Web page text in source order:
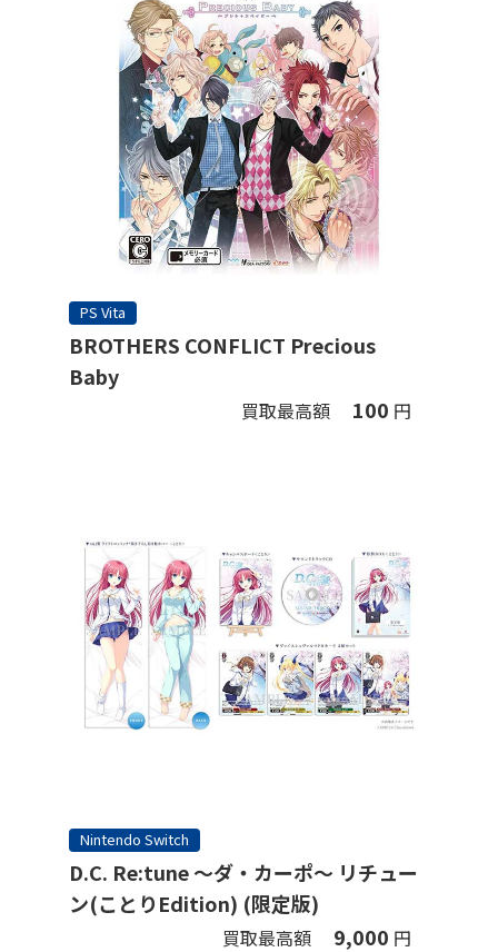
PS Vita
BROTHERS CONFLICT Precious
Baby
買取最高額 100 円
Nintendo Switch
D.C. Re:tune ～ダ・カーポ～ リチュー
ン(ことりEdition) (限定版)
買取最高額 9,000 円